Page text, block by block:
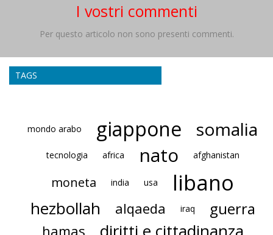
I vostri commenti
Per questo articolo non sono presenti commenti.
TAGS
mondo arabo giappone somalia
tecnologia africa nato afghanistan
moneta india usa libano
hezbollah alqaeda iraq guerra
hamas